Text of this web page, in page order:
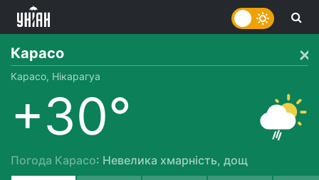
Карасо
Карасо, Нікарагуа
+30°
Погода Карасо: Невелика хмарність, дощ